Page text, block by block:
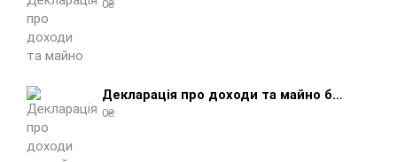
0₴
Декларація про доходи та майно боржника юридичної особи (бланк) + інструкція
0₴